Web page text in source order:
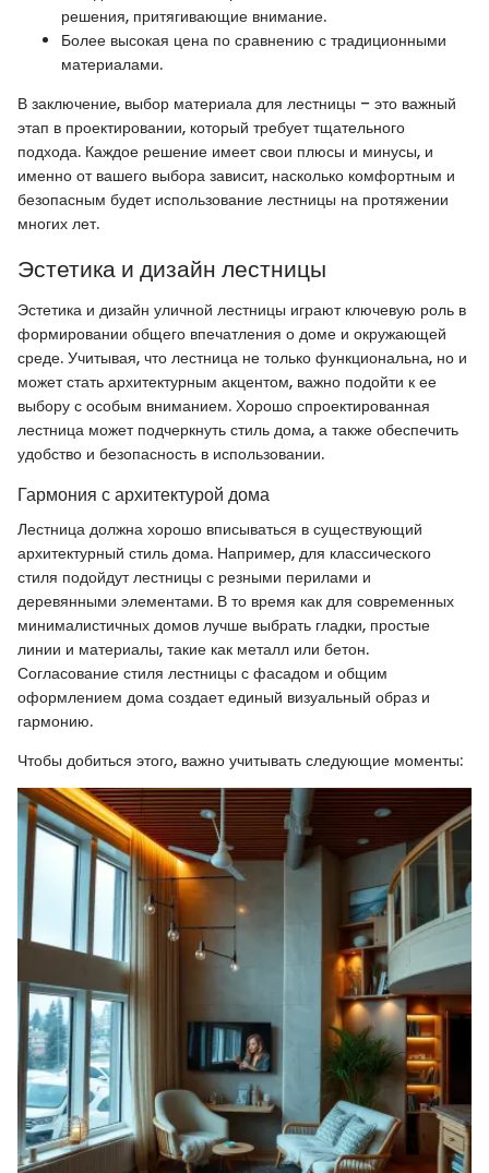
решения, притягивающие внимание.
Более высокая цена по сравнению с традиционными
материалами.
В заключение, выбор материала для лестницы – это важный
этап в проектировании, который требует тщательного
подхода. Каждое решение имеет свои плюсы и минусы, и
именно от вашего выбора зависит, насколько комфортным и
безопасным будет использование лестницы на протяжении
многих лет.
Эстетика и дизайн лестницы
Эстетика и дизайн уличной лестницы играют ключевую роль в
формировании общего впечатления о доме и окружающей
среде. Учитывая, что лестница не только функциональна, но и
может стать архитектурным акцентом, важно подойти к ее
выбору с особым вниманием. Хорошо спроектированная
лестница может подчеркнуть стиль дома, а также обеспечить
удобство и безопасность в использовании.
Гармония с архитектурой дома
Лестница должна хорошо вписываться в существующий
архитектурный стиль дома. Например, для классического
стиля подойдут лестницы с резными перилами и
деревянными элементами. В то время как для современных
минималистичных домов лучше выбрать гладки, простые
линии и материалы, такие как металл или бетон.
Согласование стиля лестницы с фасадом и общим
оформлением дома создает единый визуальный образ и
гармонию.
Чтобы добиться этого, важно учитывать следующие моменты: